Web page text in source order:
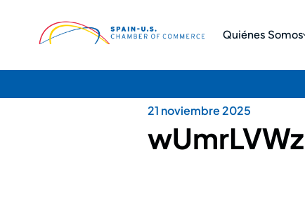
Quiénes Somos
21 noviembre 2025